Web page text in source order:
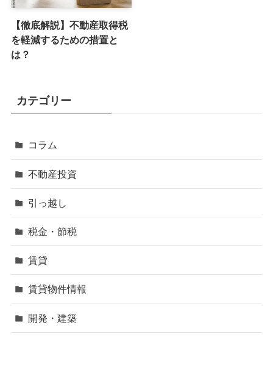
【徹底解説】不動産取得税
を軽減するための措置と
は？
カテゴリー
コラム
不動産投資
引っ越し
税金・節税
賃貸
賃貸物件情報
開発・建築